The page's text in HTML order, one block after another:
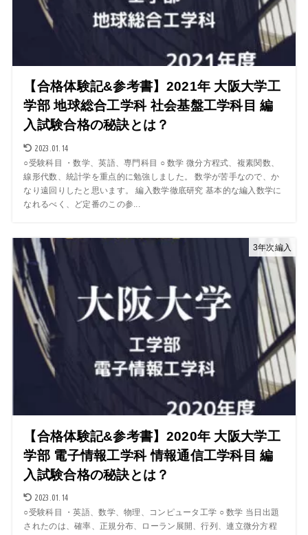
【合格体験記&参考書】2021年 大阪大学工
学部 地球総合工学科 社会基盤工学科目 編
入試験合格の秘訣とは？
2023.01.14
○受験科目 ・数学、英語、専門科目 ○ 数学 微分方程式、複素関数、
線形代数、統計学を重点的に勉強しました。 数学が苦手なので、か
なり遠回りしたと思います。 編入数学徹底研究 基本的な編入数学に
なれるべく、ど定番のこの参...
3年次編入
【合格体験記&参考書】2020年 大阪大学工
学部 電子情報工学科 情報通信工学科目 編
入試験合格の秘訣とは？
2023.01.14
○受験科目 ・英語、数学、物理、コンピュータ工学 ○ 数学 当日出題
されたのは、確率、正規分布、ローラン展開、行列、連立微分方程